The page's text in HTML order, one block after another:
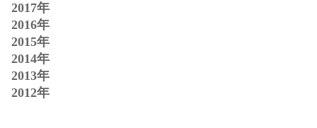
2017年
2016年
2015年
2014年
2013年
2012年